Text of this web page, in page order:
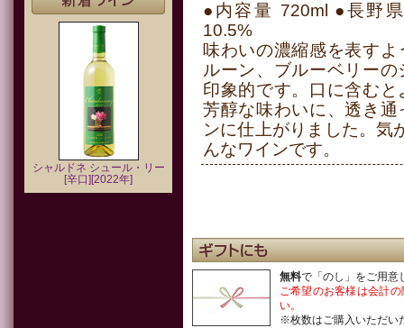
シャルドネ シュール・リー
[辛口][2022年]
●内容量 720ml ●長野
10.5%
味わいの濃縮感を表す
ルーン、ブルーベリー
印象的です。口に含む
芳醇な味わいに、透き
ンに仕上がりました。気
んなワインです。
無料で「のし」をご用意
ご希望のお客様は会計
い。
※枚数はご購入いただい